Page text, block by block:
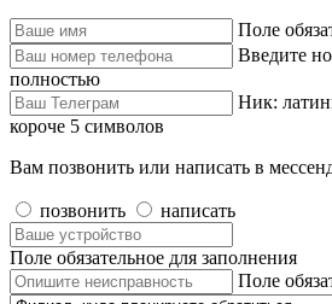
Поле
Введите
полностью
Ник:
короче 5 символов
Вам позвонить или написать в
позвонить написать
Поле обязательное для заполнения
Поле